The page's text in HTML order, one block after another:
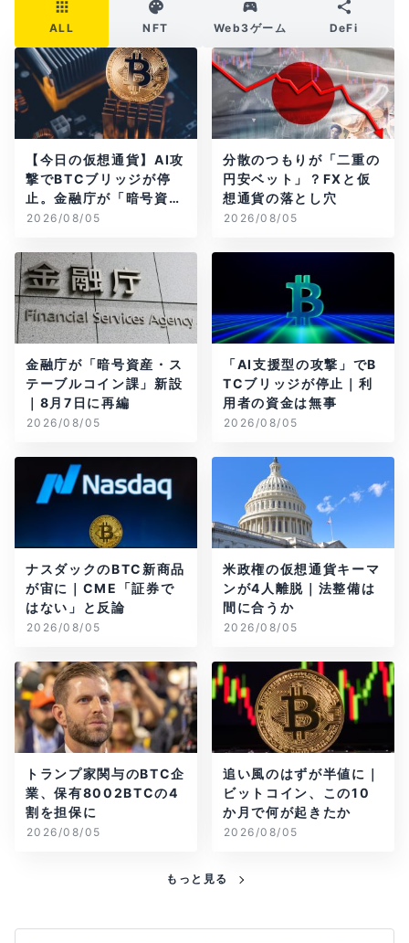
ALL NFT Web3ゲーム DeFi
【今日の仮想通貨】AI攻
撃でBTCブリッジが停
止。金融庁が「暗号資
産・ステーブルコイン
2026/08/05
分散のつもりが「二重の
円安ベット」？FXと仮
想通貨の落とし穴
2026/08/05
金融庁が「暗号資産・ス
テーブルコイン課」新設
｜8月7日に再編
2026/08/05
「AI支援型の攻撃」でB
TCブリッジが停止｜利
用者の資金は無事
2026/08/05
ナスダックのBTC新商品
が宙に｜CME「証券で
はない」と反論
2026/08/05
米政権の仮想通貨キーマ
ンが4人離脱｜法整備は
間に合うか
2026/08/05
トランプ家関与のBTC企
業、保有8002BTCの4
割を担保に
2026/08/05
追い風のはずが半値に｜
ビットコイン、この10
か月で何が起きたか
2026/08/05
もっと見る